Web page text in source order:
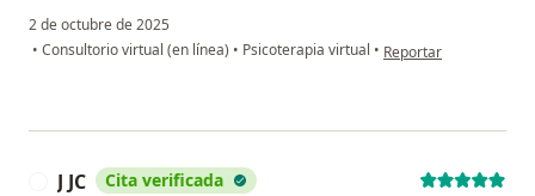
2 de octubre de 2025
• Consultorio virtual (en línea) • Psicoterapia virtual • en opinión del usuario
Reportar
J JC Cita verificada